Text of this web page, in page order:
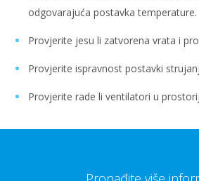
odgovarajuća postavka temperature.
Provjerite jesu li zatvorena vrata i
Provjerite ispravnost postavki
Provjerite rade li ventilatori u